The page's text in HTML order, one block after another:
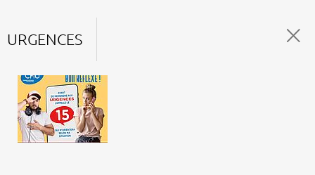
URGENCES